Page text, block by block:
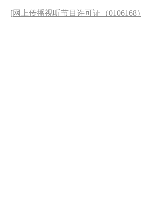
[网上传播视听节目许可证（0106168）